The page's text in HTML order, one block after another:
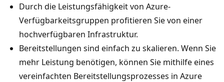
Durch die Leistungsfähigkeit von Azure-
Verfügbarkeitsgruppen profitieren Sie von einer
hochverfügbaren Infrastruktur.
Bereitstellungen sind einfach zu skalieren. Wenn Sie
mehr Leistung benötigen, können Sie mithilfe eines
vereinfachten Bereitstellungsprozesses in Azure